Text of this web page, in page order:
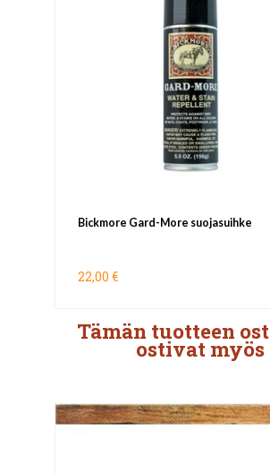
Bickmore Gard-More suojasuihke
22,00 €
Tämän tuotteen
ostivat myös